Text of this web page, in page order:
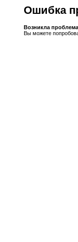
Ошибка
Возникла
Вы можете